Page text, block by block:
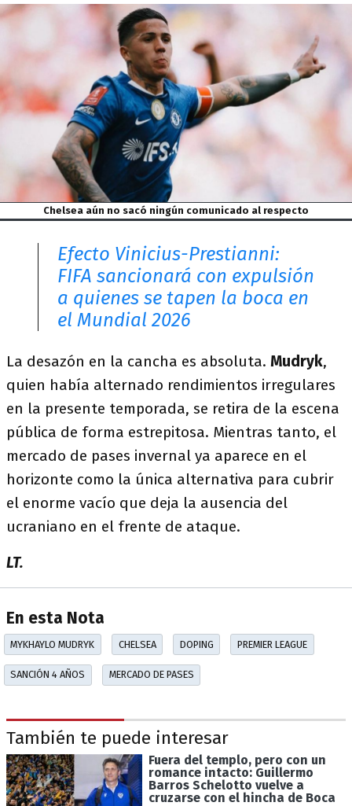
Chelsea aún no sacó ningún comunicado al respecto
Efecto Vinicius-Prestianni:
FIFA sancionará con expulsión
a quienes se tapen la boca en
el Mundial 2026
La desazón en la cancha es absoluta. Mudryk,
quien había alternado rendimientos irregulares
en la presente temporada, se retira de la escena
pública de forma estrepitosa. Mientras tanto, el
mercado de pases invernal ya aparece en el
horizonte como la única alternativa para cubrir
el enorme vacío que deja la ausencia del
ucraniano en el frente de ataque.
LT.
En esta Nota
MYKHAYLO MUDRYK CHELSEA DOPING PREMIER LEAGUE
SANCIÓN 4 AÑOS MERCADO DE PASES
También te puede interesar
Fuera del templo, pero con un
romance intacto: Guillermo
Barros Schelotto vuelve a
cruzarse con el hincha de Boca